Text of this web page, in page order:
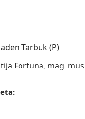
Tarbuk (P)
Fortuna, mag.